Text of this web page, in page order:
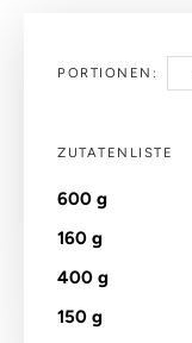
PORTIONEN:
ZUTATENLISTE
600 g
160 g
400 g
150 g